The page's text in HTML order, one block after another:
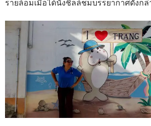
รายล้อมเมื่อได้นั่งชิลล์ชมบรรยากาศดังกล่